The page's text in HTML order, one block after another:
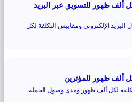
ألف ظهور للتسويق عبر البريد
الإلكتروني ومقاييس التكلفة لكل
ألف ظهور للمؤثرين
لكل ألف ظهور ومدى وصول الحملة.